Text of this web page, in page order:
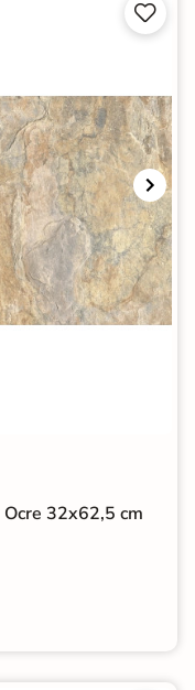


32x62,5 cm